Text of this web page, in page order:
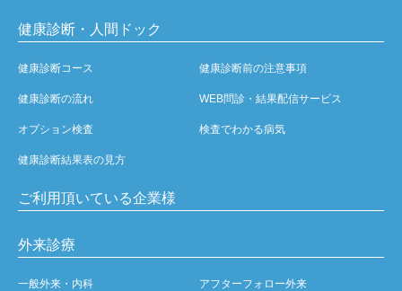
健康診断・人間ドック
健康診断コース 健康診断前の注意事項
健康診断の流れ WEB問診・結果配信サービス
オプション検査 検査でわかる病気
健康診断結果表の見方
ご利用頂いている企業様
外来診療
一般外来・内科 アフターフォロー外来